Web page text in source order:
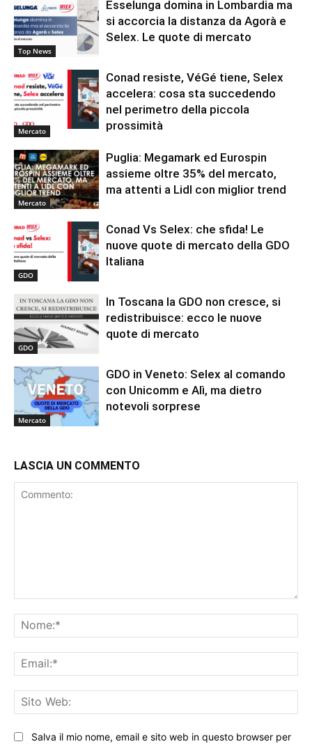
Top News
Esselunga domina in Lombardia ma
si accorcia la distanza da Agorà e
Selex. Le quote di mercato
Mercato
Conad resiste, VéGé tiene, Selex
accelera: cosa sta succedendo
nel perimetro della piccola
prossimità
Mercato
Puglia: Megamark ed Eurospin
assieme oltre 35% del mercato,
ma attenti a Lidl con miglior trend
GDO
Conad Vs Selex: che sfida! Le
nuove quote di mercato della GDO
Italiana
GDO
In Toscana la GDO non cresce, si
redistribuisce: ecco le nuove
quote di mercato
Mercato
GDO in Veneto: Selex al comando
con Unicomm e Alì, ma dietro
notevoli sorprese
LASCIA UN COMMENTO
Salva il mio nome, email e sito web in questo browser per